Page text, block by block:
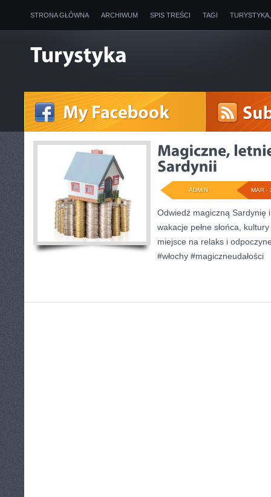
STRONA GŁÓWNA ARCHIWUM SPIS TREŚCI TAGI
MAR -
ADMIN
Odwiedź magiczną Sardynię
wakacje pełne słońca,
miejsce na relaks i
#włochy #magiczneudałości